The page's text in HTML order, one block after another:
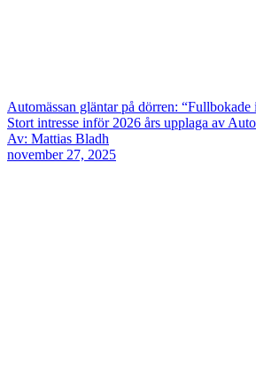
Automässan gläntar på dörren: “Fullbokade
Stort intresse inför 2026 års upplaga av
Av: Mattias Bladh
november 27, 2025